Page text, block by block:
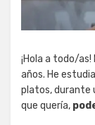
¡Hola a todo/as!
años. He
platos, durante
que quería,